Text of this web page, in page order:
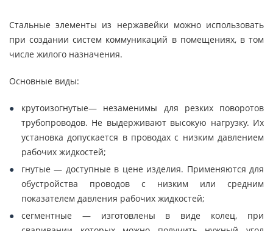
Стальные элементы из нержавейки можно использовать
при создании систем коммуникаций в помещениях, в том
числе жилого назначения.
Основные виды:
крутоизогнутые— незаменимы для резких поворотов
трубопроводов. Не выдерживают высокую нагрузку. Их
установка допускается в проводах с низким давлением
рабочих жидкостей;
гнутые — доступные в цене изделия. Применяются для
обустройства проводов с низким или средним
показателем давления рабочих жидкостей;
сегментные — изготовлены в виде колец, при